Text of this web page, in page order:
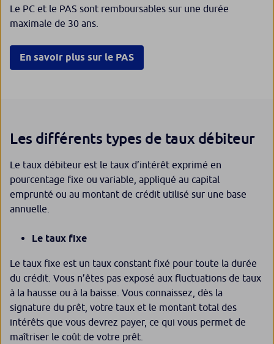
Le PC et le PAS sont remboursables sur une durée
maximale de 30 ans.
En savoir plus sur le PAS
Les différents types de taux débiteur
Le taux débiteur est le taux d’intérêt exprimé en
pourcentage fixe ou variable, appliqué au capital
emprunté ou au montant de crédit utilisé sur une base
annuelle.
Le taux fixe
Le taux fixe est un taux constant fixé pour toute la durée
du crédit. Vous n’êtes pas exposé aux fluctuations de taux
à la hausse ou à la baisse. Vous connaissez, dès la
signature du prêt, votre taux et le montant total des
intérêts que vous devrez payer, ce qui vous permet de
maîtriser le coût de votre prêt.